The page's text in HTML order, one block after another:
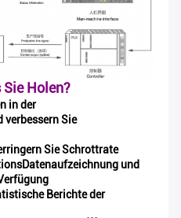
Nachricht
bald zurück!
Sie Holen?
in der
Sie
Sie Schrottrate
und
Berichte der